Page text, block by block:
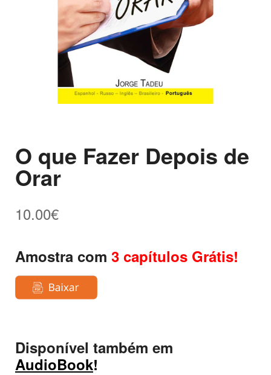
O que Fazer Depois de
Orar
10.00€
Amostra com 3 capítulos Grátis!
Disponível também em
AudioBook!